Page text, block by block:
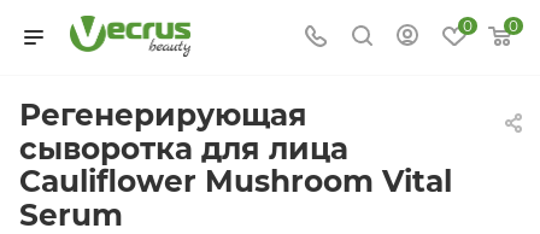
0 0
Регенерирующая
сыворотка для лица
Cauliflower Mushroom Vital
Serum